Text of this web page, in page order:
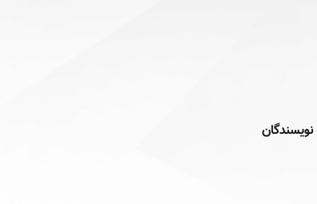
نویسندگان